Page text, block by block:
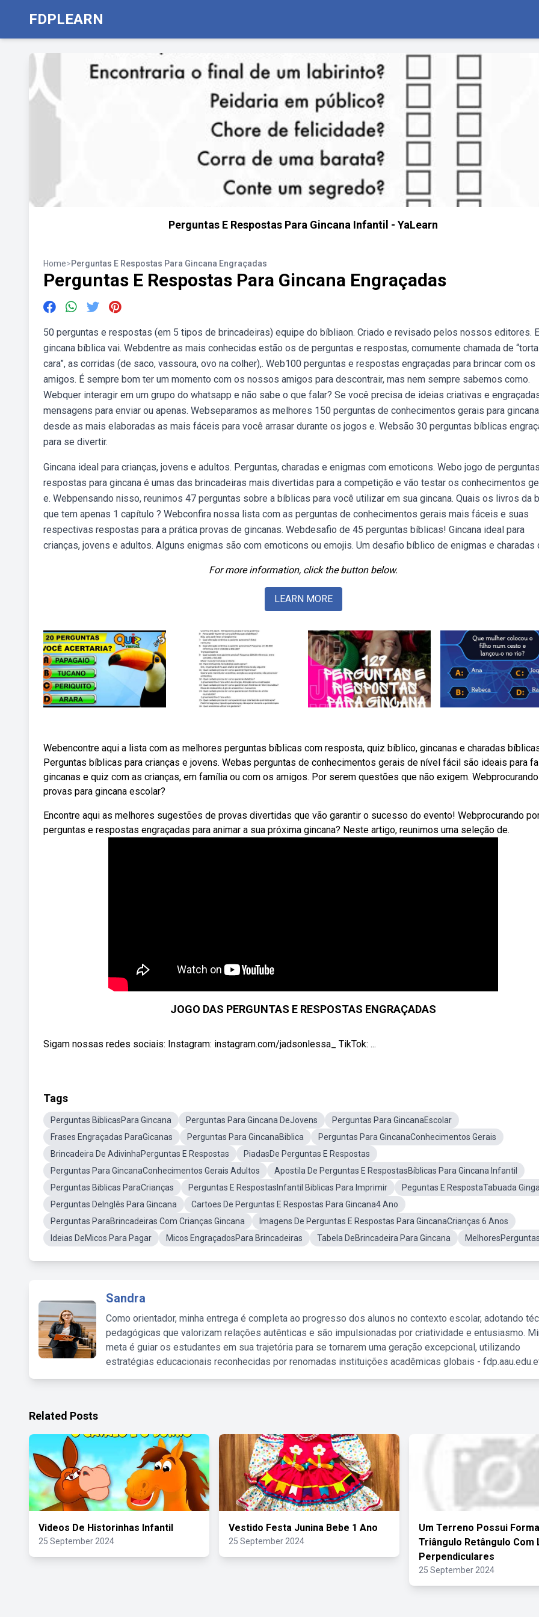
FDPLEARN
Perguntas E Respostas Para Gincana Infantil - YaLearn
Home>Perguntas E Respostas Para Gincana Engraçadas
Perguntas E Respostas Para Gincana Engraçadas
50 perguntas e respostas (em 5 tipos de brincadeiras) equipe do bíbliaon. Criado e revisado pelos nossos editores.
gincana bíblica vai. Webdentre as mais conhecidas estão os de perguntas e respostas, comumente chamada de
cara”, as corridas (de saco, vassoura, ovo na colher),. Web100 perguntas e respostas engraçadas para brincar com os
amigos. É sempre bom ter um momento com os nossos amigos para descontrair, mas nem sempre sabemos como.
Webquer interagir em um grupo do whatsapp e não sabe o que falar? Se você precisa de ideias criativas e
mensagens para enviar ou apenas. Webseparamos as melhores 150 perguntas de conhecimentos gerais para
desde as mais elaboradas as mais fáceis para você arrasar durante os jogos e. Websão 30 perguntas bíblicas
para se divertir.
Gincana ideal para crianças, jovens e adultos. Perguntas, charadas e enigmas com emoticons. Webo jogo de
respostas para gincana é umas das brincadeiras mais divertidas para a competição e vão testar os conhecimentos
e. Webpensando nisso, reunimos 47 perguntas sobre a bíblicas para você utilizar em sua gincana. Quais os livros da
que tem apenas 1 capítulo ? Webconfira nossa lista com as perguntas de conhecimentos gerais mais fáceis e suas
respectivas respostas para a prática provas de gincanas. Webdesafio de 45 perguntas bíblicas! Gincana ideal para
crianças, jovens e adultos. Alguns enigmas são com emoticons ou emojis. Um desafio bíblico de enigmas e charadas
For more information, click the button below.
LEARN MORE
Webencontre aqui a lista com as melhores perguntas bíblicas com resposta, quiz bíblico, gincanas e charadas
Perguntas bíblicas para crianças e jovens. Webas perguntas de conhecimentos gerais de nível fácil são ideais para
gincanas e quiz com as crianças, em família ou com os amigos. Por serem questões que não exigem.
provas para gincana escolar?
Encontre aqui as melhores sugestões de provas divertidas que vão garantir o sucesso do evento! Webprocurando
perguntas e respostas engraçadas para animar a sua próxima gincana? Neste artigo, reunimos uma seleção de.
JOGO DAS PERGUNTAS E RESPOSTAS ENGRAÇADAS
Sigam nossas redes sociais: Instagram: instagram.com/jadsonlessa_ TikTok: ...
Tags
Perguntas BiblicasPara Gincana Perguntas Para Gincana DeJovens
Perguntas Para GincanaEscolar
Frases Engraçadas ParaGicanas
Perguntas Para GincanaBiblica
Perguntas Para GincanaConhecimentos Gerais
Brincadeira De AdivinhaPerguntas E Respostas
PiadasDe Perguntas E Respostas
Perguntas Para GincanaConhecimentos Gerais Adultos
Apostila De Perguntas E RespostasBíblicas Para Gincana Infantil
Perguntas Biblicas ParaCrianças
Perguntas E RespostasInfantil Biblicas Para Imprimir
Peguntas E RespostaTabuada
Perguntas DeInglês Para Gincana
Cartoes De Perguntas E Respostas Para Gincana4 Ano
Perguntas ParaBrincadeiras Com Crianças Gincana
Imagens De Perguntas E Respostas Para GincanaCrianças 6 Anos
Ideias DeMicos Para Pagar
Micos EngraçadosPara Brincadeiras Tabela DeBrincadeira Para Gincana
Sandra
Como orientador, minha entrega é completa ao progresso dos alunos no contexto escolar, adotando
pedagógicas que valorizam relações autênticas e são impulsionadas por criatividade e entusiasmo.
meta é guiar os estudantes em sua trajetória para se tornarem uma geração excepcional, utilizando
estratégias educacionais reconhecidas por renomadas instituições acadêmicas globais -
Related Posts
Videos De Historinhas Infantil
25 September 2024
Vestido Festa Junina Bebe 1 Ano
25 September 2024
Um Terreno Possui
Triângulo Retângulo Com
Perpendiculares
25 September 2024